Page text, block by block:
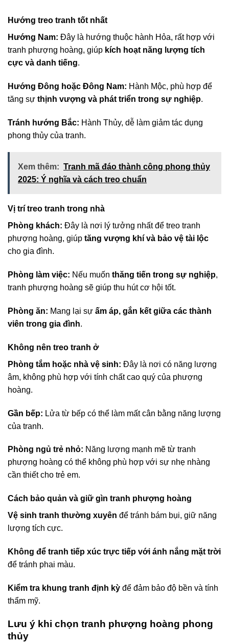
Hướng treo tranh tốt nhất
Hướng Nam: Đây là hướng thuộc hành Hỏa, rất hợp với
tranh phượng hoàng, giúp kích hoạt năng lượng tích
cực và danh tiếng.
Hướng Đông hoặc Đông Nam: Hành Mộc, phù hợp để
tăng sự thịnh vượng và phát triển trong sự nghiệp.
Tránh hướng Bắc: Hành Thủy, dễ làm giảm tác dụng
phong thủy của tranh.
Xem thêm: Tranh mã đáo thành công phong thủy
2025: Ý nghĩa và cách treo chuẩn
Vị trí treo tranh trong nhà
Phòng khách: Đây là nơi lý tưởng nhất để treo tranh
phượng hoàng, giúp tăng vượng khí và bảo vệ tài lộc
cho gia đình.
Phòng làm việc: Nếu muốn thăng tiến trong sự nghiệp,
tranh phượng hoàng sẽ giúp thu hút cơ hội tốt.
Phòng ăn: Mang lại sự ấm áp, gắn kết giữa các thành
viên trong gia đình.
Không nên treo tranh ở
Phòng tắm hoặc nhà vệ sinh: Đây là nơi có năng lượng
âm, không phù hợp với tính chất cao quý của phượng
hoàng.
Gần bếp: Lửa từ bếp có thể làm mất cân bằng năng lượng
của tranh.
Phòng ngủ trẻ nhỏ: Năng lượng mạnh mẽ từ tranh
phượng hoàng có thể không phù hợp với sự nhẹ nhàng
cần thiết cho trẻ em.
Cách bảo quản và giữ gìn tranh phượng hoàng
Vệ sinh tranh thường xuyên để tránh bám bụi, giữ năng
lượng tích cực.
Không để tranh tiếp xúc trực tiếp với ánh nắng mặt trời
để tránh phai màu.
Kiểm tra khung tranh định kỳ để đảm bảo độ bền và tính
thẩm mỹ.
Lưu ý khi chọn tranh phượng hoàng phong
thủy